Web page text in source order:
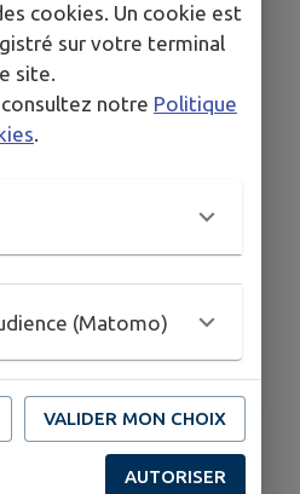
PRATIQUES
9h à 12h30 et de 13h45 à
artistes, l’aquarelliste
Arnaud Vanhelle,
cookies. Un cookie est
sur votre terminal
site.
notre Politique
.
(Matomo)
VALIDER MON CHOIX
AUTORISER